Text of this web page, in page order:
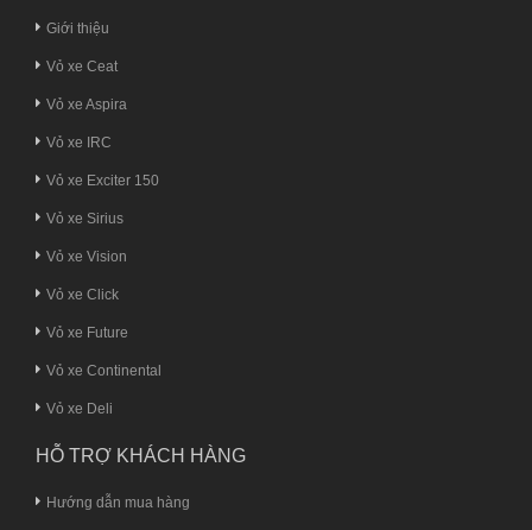
Giới thiệu
Vỏ xe Ceat
Vỏ xe Aspira
Vỏ xe IRC
Vỏ xe Exciter 150
Vỏ xe Sirius
Vỏ xe Vision
Vỏ xe Click
Vỏ xe Future
Vỏ xe Continental
Vỏ xe Deli
HỖ TRỢ KHÁCH HÀNG
Hướng dẫn mua hàng